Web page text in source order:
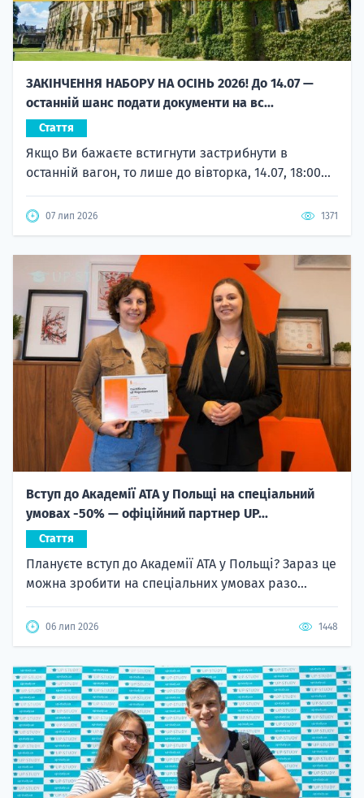
ЗАКІНЧЕННЯ НАБОРУ НА ОСІНЬ 2026! До 14.07 —
останній шанс подати документи на вс...
Стаття
Якщо Ви бажаєте встигнути застрибнути в
останній вагон, то лише до вівторка, 14.07, 18:00...
07 лип 2026 1371
Вступ до Академії ATA у Польщі на спеціальний
умовах -50% — офіційний партнер UP...
Стаття
Плануєте вступ до Академії ATA у Польщі? Зараз це
можна зробити на спеціальних умовах разо...
06 лип 2026 1448